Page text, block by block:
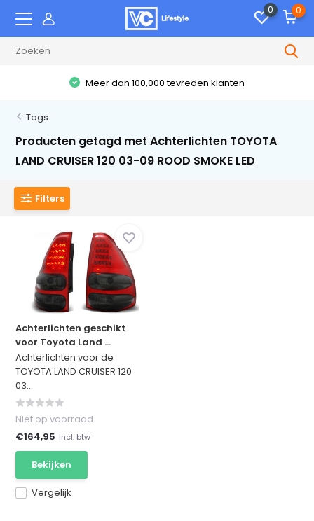
0 0
Meer dan 100,000 tevreden klanten
Tags
Producten getagd met Achterlichten TOYOTA
LAND CRUISER 120 03-09 ROOD SMOKE LED
Filters
Achterlichten geschikt
voor Toyota Land ...
Achterlichten voor de
TOYOTA LAND CRUISER 120
03...
Vergelijk
Niet op voorraad
€164,95 Incl. btw
Bekijken